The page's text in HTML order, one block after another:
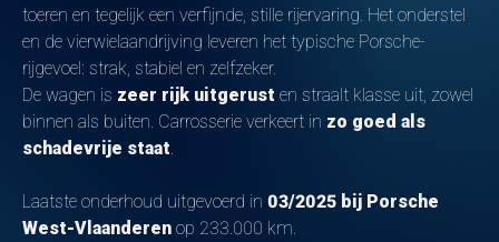
toeren en tegelijk een verfijnde, stille rijervaring. Het onderstel
en de vierwielaandrijving leveren het typische Porsche-
rijgevoel: strak, stabiel en zelfzeker.
De wagen is zeer rijk uitgerust en straalt klasse uit, zowel
binnen als buiten. Carrosserie verkeert in zo goed als
schadevrije staat
Laatste onderhoud uitgevoerd in 03/2025 bij Porsche
West-Vlaanderen op 233.000 km.